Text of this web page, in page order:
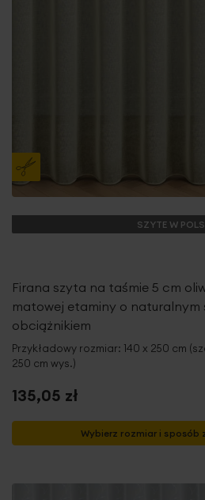
SZYTE W
Firana szyta na taśmie 5 cm
matowej etaminy o
obciążnikiem
Przykładowy rozmiar: 140 x 250 cm
250 cm wys.)
135,05 zł
Wybierz rozmiar i sposób